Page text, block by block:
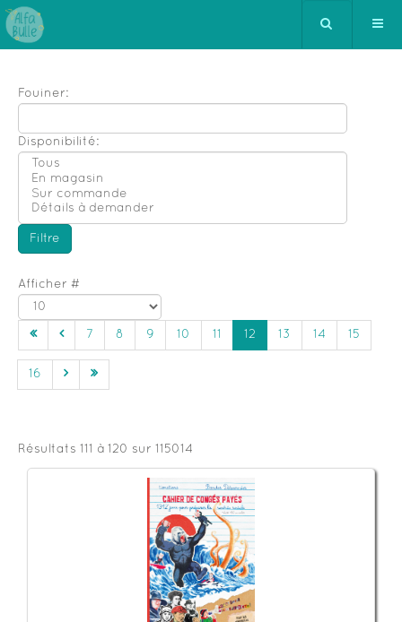
Fouiner:
Disponibilité:
Afficher #
7 8 9 10 11 12 13 14 15
16
Résultats 111 à 120 sur 115014